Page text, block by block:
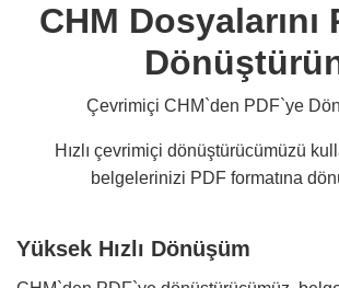
CHM Dosyalarını
Çevrimiçi CHM`den PDF`ye
Hızlı çevrimiçi dönüştürücümüzü
belgelerinizi PDF formatına
Yüksek Hızlı Dönüşüm